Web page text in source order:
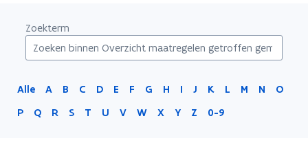
Zoekterm
Alle A B C D E F G H I J K L M N
O
P
Q R S T U V W X Y Z 0-9